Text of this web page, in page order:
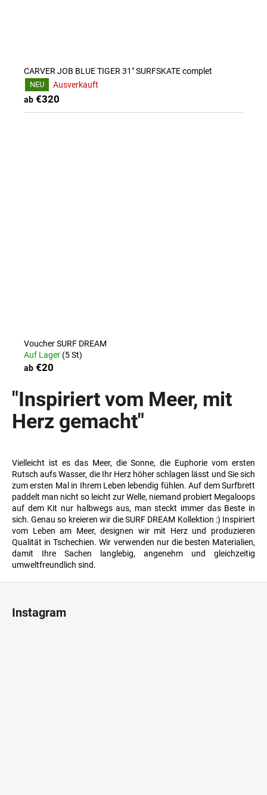
CARVER JOB BLUE TIGER 31" SURFSKATE complet
NEU
Ausverkauft
ab €320
Voucher SURF DREAM
Auf Lager (5 St)
ab €20
"Inspiriert vom Meer, mit
Herz gemacht"
Vielleicht ist es das Meer, die Sonne, die Euphorie vom ersten
Rutsch aufs Wasser, die Ihr Herz höher schlagen lässt und Sie sich
zum ersten Mal in Ihrem Leben lebendig fühlen. Auf dem Surfbrett
paddelt man nicht so leicht zur Welle, niemand probiert Megaloops
auf dem Kit nur halbwegs aus, man steckt immer das Beste in
sich. Genau so kreieren wir die SURF DREAM Kollektion :) Inspiriert
vom Leben am Meer, designen wir mit Herz und produzieren
Qualität in Tschechien. Wir verwenden nur die besten Materialien,
damit Ihre Sachen langlebig, angenehm und gleichzeitig
umweltfreundlich sind.
Instagram